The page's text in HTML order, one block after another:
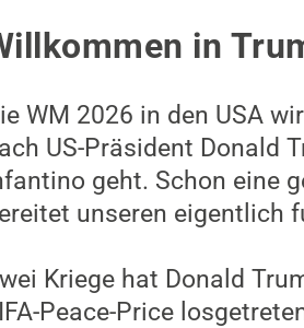
in
WM 2026 in den USA
US-Präsident Donald
geht. Schon eine
unseren eigentlich
Kriege hat Donald
Peace-Price